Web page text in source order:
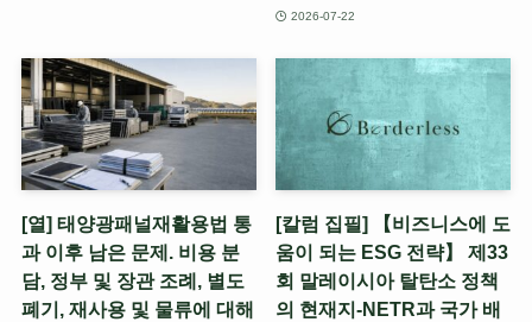
2026-07-22
[열] 태양광패널재활용법 통
과 이후 남은 문제. 비용 분
담, 정부 및 장관 조례, 별도
폐기, 재사용 및 물류에 대해
[칼럼 집필] 【비즈니스에 도
움이 되는 ESG 전략】 제33
회 말레이시아 탈탄소 정책
의 현재지-NETR과 국가 배